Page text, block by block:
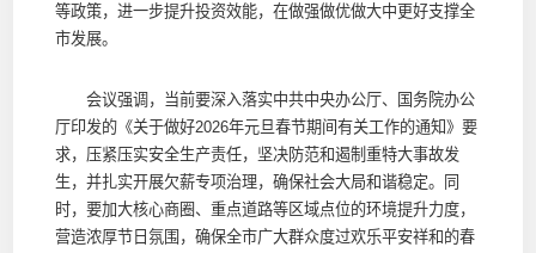
等政策，进一步提升投资效能，在做强做优做大中更好支撑全
市发展。
会议强调，当前要深入落实中共中央办公厅、国务院办公
厅印发的《关于做好2026年元旦春节期间有关工作的通知》要
求，压紧压实安全生产责任，坚决防范和遏制重特大事故发
生，并扎实开展欠薪专项治理，确保社会大局和谐稳定。同
时，要加大核心商圈、重点道路等区域点位的环境提升力度，
营造浓厚节日氛围，确保全市广大群众度过欢乐平安祥和的春